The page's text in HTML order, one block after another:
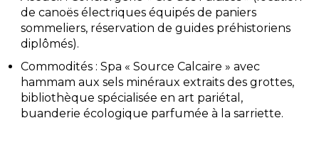
de canoës électriques équipés de paniers
sommeliers, réservation de guides préhistoriens
diplômés).
Commodités : Spa « Source Calcaire » avec
hammam aux sels minéraux extraits des grottes,
bibliothèque spécialisée en art pariétal,
buanderie écologique parfumée à la sarriette.